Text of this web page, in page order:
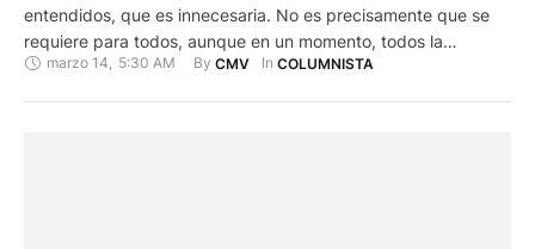
entendidos, que es innecesaria. No es precisamente que se
requiere para todos, aunque en un momento, todos la
buscaron de cien en cien, de docena en docena, en cualquier
marzo 14, 5:30 AM By CMV In COLUMNISTA